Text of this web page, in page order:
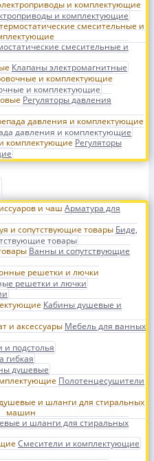
и комплектующие
смесительные и
Клапаны электромагнитные
и комплектующие
Регуляторы давления
давления и комплектующие
Регуляторы
Арматура для
Биде,
товары
Ванны и сопутствующие
решетки и лючки
Кабины душевые и
Мебель для ванных
и подстолья
гибкая
душевые
Полотенцесушители
и шланги для стиральных
Смесители и комплектующие